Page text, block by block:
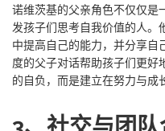
诺维茨基的父亲角色不仅仅是
发孩子们思考自我价值的人。
中提高自己的能力，并分享自
度的父子对话帮助孩子们更好
的自负，而是建立在努力与成